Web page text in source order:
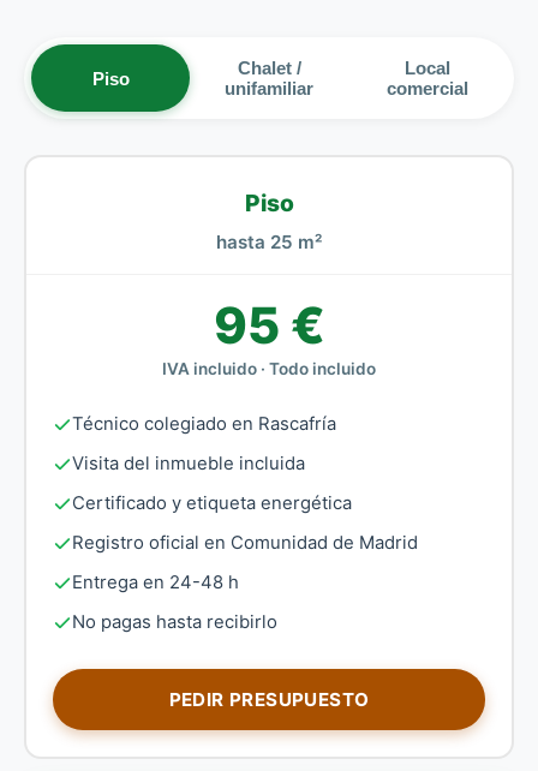
Piso
Chalet /
unifamiliar
Local
comercial
Piso
hasta 25 m²
95 €
IVA incluido · Todo incluido
Técnico colegiado en Rascafría
Visita del inmueble incluida
Certificado y etiqueta energética
Registro oficial en Comunidad de Madrid
Entrega en 24-48 h
No pagas hasta recibirlo
PEDIR PRESUPUESTO